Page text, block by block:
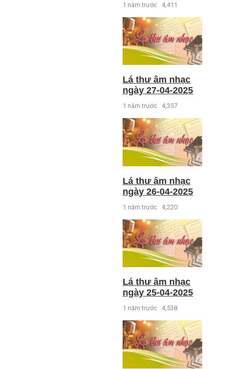
1 năm trước 4,411
Lá thư âm nhạc
ngày 27-04-2025
1 năm trước 4,357
Lá thư âm nhạc
ngày 26-04-2025
1 năm trước 4,220
Lá thư âm nhạc
ngày 25-04-2025
1 năm trước 4,538